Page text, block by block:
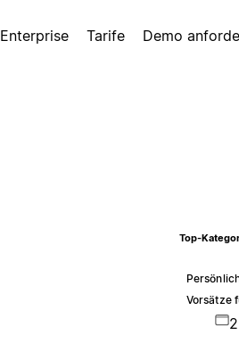
Enterprise Tarife Demo
Top-
Vorsätze